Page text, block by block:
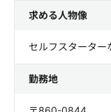
求める人物像
セルフスターター
勤務地